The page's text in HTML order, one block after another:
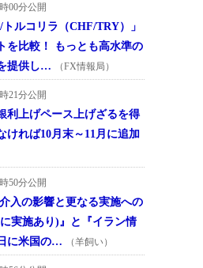
00分公開
ルコリラ（CHF/TRY）」
を比較！ もっとも高水準の
提供し…
（FX情報局）
21分公開
利上げペース上げざるを得
ければ10月末～11月に追加
50分公開
入の影響と更なる実施への
実施あり)』と『イラン情
に米国の…
（羊飼い）